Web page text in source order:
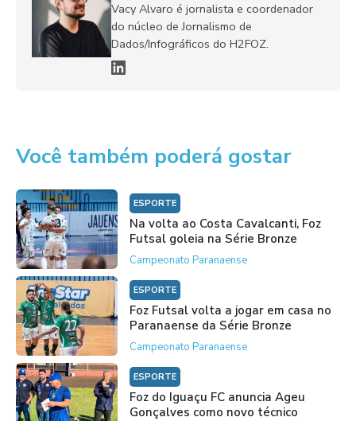
Vacy Alvaro é jornalista e coordenador
do núcleo de Jornalismo de
Dados/Infográficos do H2FOZ.
Você também poderá gostar
ESPORTE
Na volta ao Costa Cavalcanti, Foz
Futsal goleia na Série Bronze
Campeonato Paranaense
ESPORTE
Foz Futsal volta a jogar em casa no
Paranaense da Série Bronze
Campeonato Paranaense
ESPORTE
Foz do Iguaçu FC anuncia Ageu
Gonçalves como novo técnico